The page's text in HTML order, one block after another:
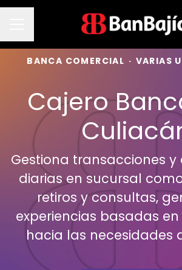
Menú de empleo
BANCA COMERCIAL · VARIAS
Cajero
Gestiona transacciones y
diarias en sucursal
retiros y consultas,
experiencias basadas
hacia las necesidades